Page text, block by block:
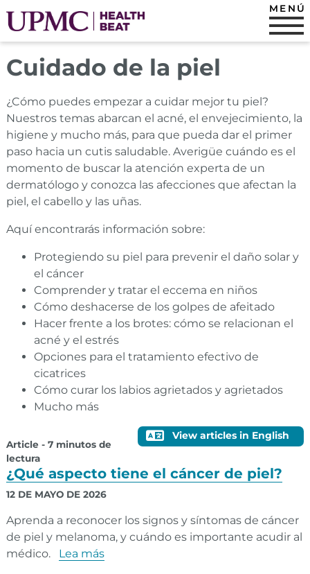
MENÚ
Cuidado de la piel
¿Cómo puedes empezar a cuidar mejor tu piel?
Nuestros temas abarcan el acné, el envejecimiento, la
higiene y mucho más, para que pueda dar el primer
paso hacia un cutis saludable. Averigüe cuándo es el
momento de buscar la atención experta de un
dermatólogo y conozca las afecciones que afectan la
piel, el cabello y las uñas.
Aquí encontrarás información sobre:
Protegiendo su piel para prevenir el daño solar y
el cáncer
Comprender y tratar el eccema en niños
Cómo deshacerse de los golpes de afeitado
Hacer frente a los brotes: cómo se relacionan el
acné y el estrés
Opciones para el tratamiento efectivo de
cicatrices
Cómo curar los labios agrietados y agrietados
Mucho más
View articles in English
Article - 7 minutos de
lectura
¿Qué aspecto tiene el cáncer de piel?
12 DE MAYO DE 2026
Aprenda a reconocer los signos y síntomas de cáncer
de piel y melanoma, y cuándo es importante acudir al
médico.
Lea más